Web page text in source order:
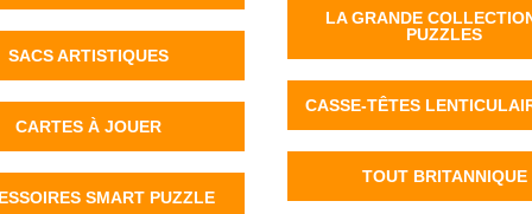
SACS ARTISTIQUES
CARTES À JOUER
SMART PUZZLE
LA GRANDE
PUZZLES
CASSE-TÊTES
TOUT BRITANNIQUE